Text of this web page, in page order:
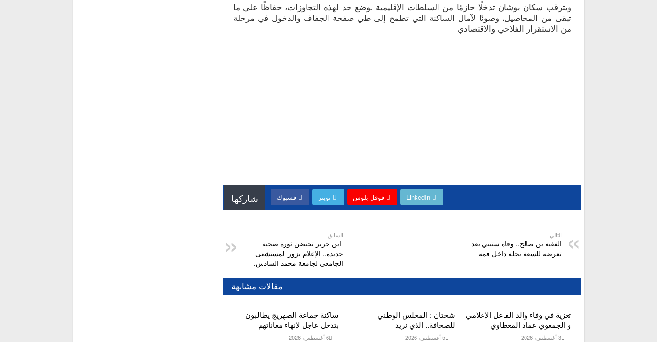
ويترقب سكان بوشان تدخلًا حازمًا من السلطات الإقليمية لوضع حد لهذه التجاوزات، حفاظًا على ما
تبقى من المحاصيل، وصونًا لآمال الساكنة التي تطمح إلى طي صفحة الجفاف والدخول في مرحلة
من الاستقرار الفلاحي والاقتصادي
شاركها فسبوك تويتر قوقل بلوس LinkedIn
السابق
ابن جرير تحتضن ثورة صحية
جديدة.. الإعلام يزور المستشفى
الجامعي لجامعة محمد السادس.
التالي
الفقيه بن صالح.. وفاة ستيني بعد
تعرضه للسعة نحلة داخل فمه
مقالات مشابهة
ساكنة جماعة الصهريج يطالبون
بتدخل عاجل لإنهاء معاناتهم
6 أغسطس، 2026
شحتان : المجلس الوطني
للصحافة.. الذي نريد
5 أغسطس، 2026
تعزية في وفاء والد الفاعل الإعلامي
و الجمعوي عماد المعطاوي
3 أغسطس، 2026